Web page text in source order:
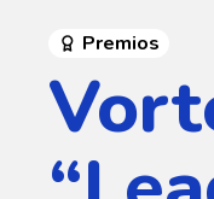
Premios